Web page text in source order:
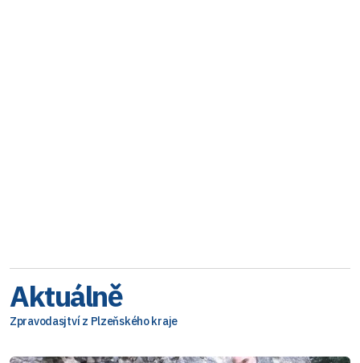
Aktuálně
Zpravodasjtví z Plzeňského kraje